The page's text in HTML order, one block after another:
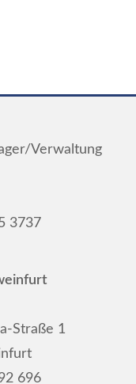
Verwaltung
3737
Straße 1
696